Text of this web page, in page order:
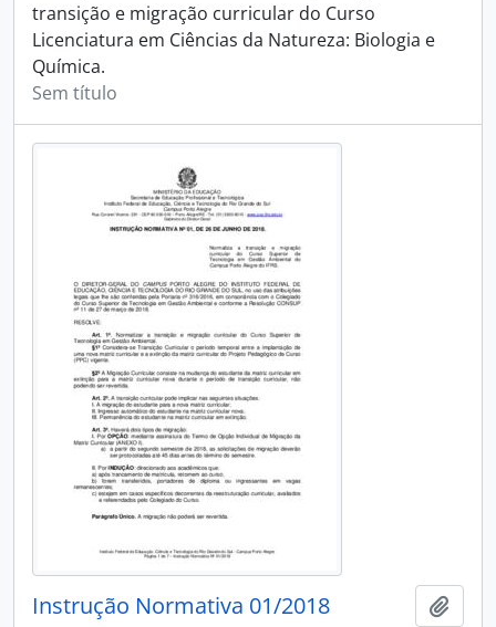
transição e migração curricular do Curso
Licenciatura em Ciências da Natureza: Biologia e
Química.
Sem título
Instrução Normativa 01/2018